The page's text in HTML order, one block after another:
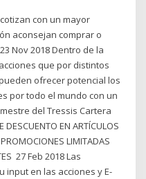
con un mayor
aconsejan comprar o
Nov 2018 Dentro de la
que por distintos
ofrecer potencial los
por todo el mundo con un
del Tressis Cartera
EN ARTÍCULOS
LIMITADAS
27 Feb 2018 Las
input en las acciones y E-